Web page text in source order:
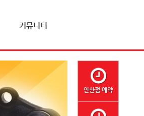
커뮤니티
안산점 예약